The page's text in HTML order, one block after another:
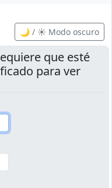
🌙 / ☀️ Modo oscuro
que esté
para ver